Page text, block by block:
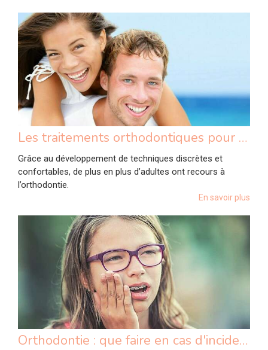
Les traitements orthodontiques pour adultes
Grâce au développement de techniques discrètes et
confortables, de plus en plus d’adultes ont recours à
l’orthodontie.
En savoir plus
Orthodontie : que faire en cas d'incident ?